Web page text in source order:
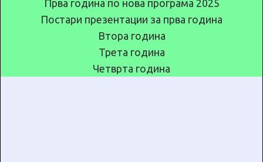
Прва година по нова програма 2025
Постари презентации за прва година
Втора година
Трета година
Четврта година